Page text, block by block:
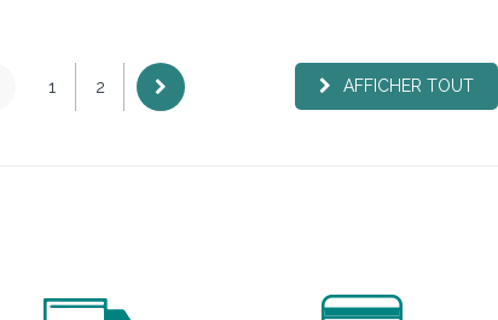
AFFICHER TOUT
1 2